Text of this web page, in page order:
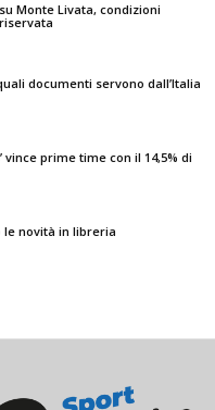
Monte Livata, condizioni
documenti servono dall’Italia
vince prime time con il 14,5% di
le novità in libreria